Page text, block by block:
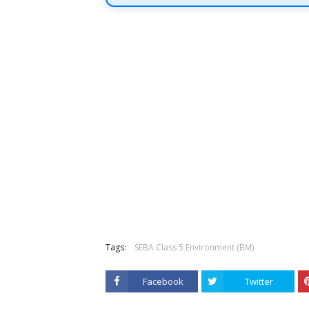
Tags: SEBA Class 5 Environment (BM)
Facebook Twitter